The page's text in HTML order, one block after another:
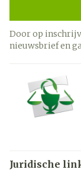
Door op
nieuwsbrief en
Juridische